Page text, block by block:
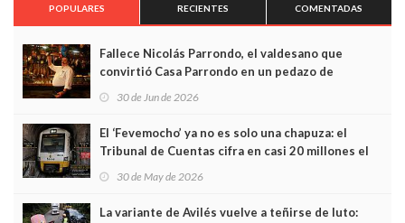
POPULARES RECIENTES COMENTADAS
Fallece Nicolás Parrondo, el valdesano que
convirtió Casa Parrondo en un pedazo de
Asturias en Madrid
30 de Jun de 2026
El ‘Fevemocho’ ya no es solo una chapuza: el
Tribunal de Cuentas cifra en casi 20 millones el
sobrecoste de los trenes que no cabían por los
30 de May de 2026
La variante de Avilés vuelve a teñirse de luto: